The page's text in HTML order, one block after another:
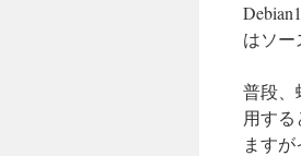
はソー
普段、
用す
ます